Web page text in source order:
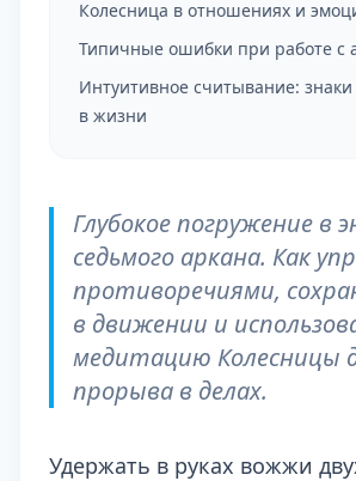
Колесница в отношениях и
Типичные ошибки при работе с
Интуитивное считывание:
в жизни
Глубокое погружение в
седьмого аркана. Как
противоречиями,
в движении и
медитацию Колесницы
прорыва в делах.
Удержать в руках вожжи